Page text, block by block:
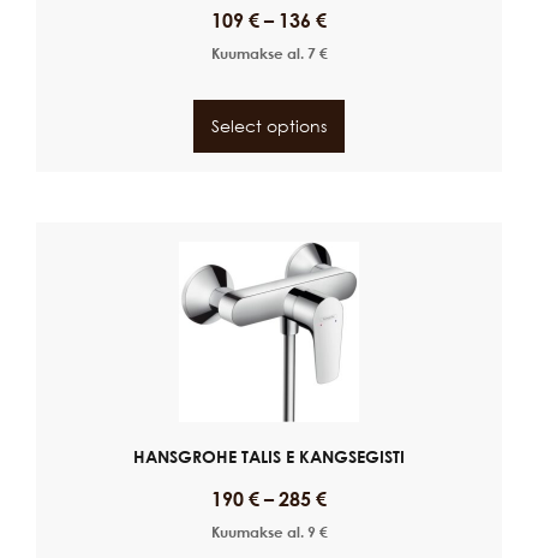
109 € – 136 €
Kuumakse al. 7 €
Select options
HANSGROHE TALIS E KANGSEGISTI
190 € – 285 €
Kuumakse al. 9 €